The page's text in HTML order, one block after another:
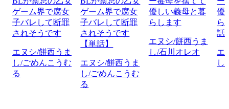
ゲーム界で腐女
子バレして断罪
されそうです
エヌシ/餅西うま
し/ごめんこうむ
る
ゲーム界で腐女
子バレして断罪
されそうです
【単話】
エヌシ/餅西うま
し/ごめんこうむ
る
優しい義母と暮
らします
エヌシ/餅西うま
し/石川オレオ
優
ら
話
エ
し